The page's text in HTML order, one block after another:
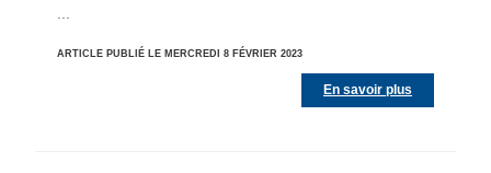
...
ARTICLE PUBLIÉ LE MERCREDI 8 FÉVRIER 2023
En savoir plus